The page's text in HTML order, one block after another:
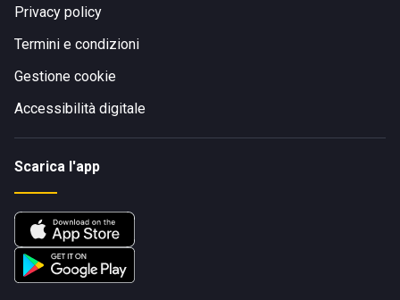
Privacy policy
Termini e condizioni
Gestione cookie
Accessibilità digitale
Scarica l'app